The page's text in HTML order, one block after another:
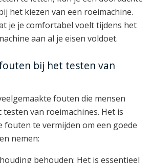
het kiezen van een roeimachine.
je je comfortabel voelt tijdens het
aan al je eisen voldoet.
bij het testen van
fouten die mensen
van roeimachines. Het is
fouten te vermijden om een goede
nemen:
behouden: Het is essentieel